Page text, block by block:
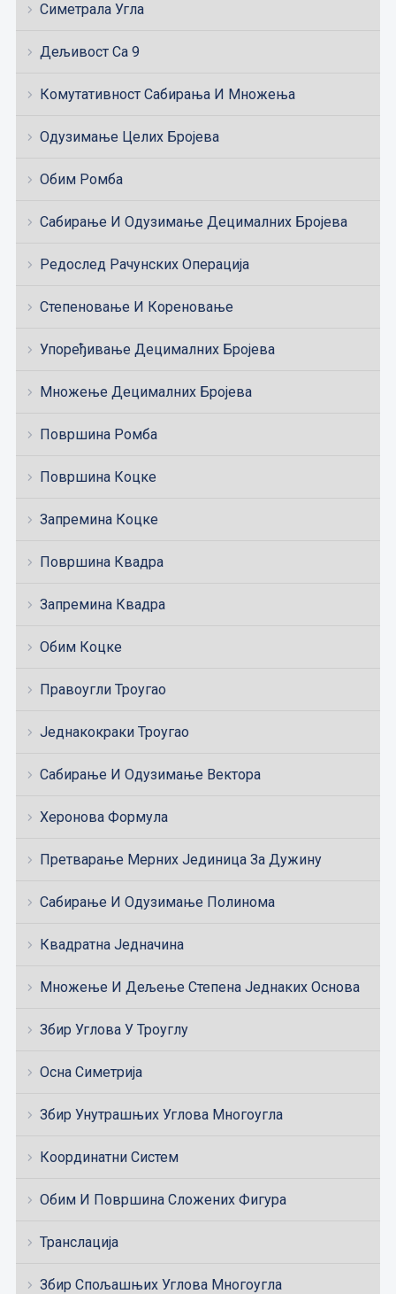
Симетрала Угла
Дељивост Са 9
Комутативност Сабирања И Множења
Одузимање Целих Бројева
Обим Ромба
Сабирање И Одузимање Децималних Бројева
Редослед Рачунских Операција
Степеновање И Кореновање
Упоређивање Децималних Бројева
Множење Децималних Бројева
Површина Ромба
Површина Коцке
Запремина Коцке
Површина Квадра
Запремина Квадра
Обим Коцке
Правоугли Троугао
Једнакокраки Троугао
Сабирање И Одузимање Вектора
Херонова Формула
Претварање Мерних Јединица За Дужину
Сабирање И Одузимање Полинома
Квадратна Једначина
Множење И Дељење Степена Једнаких Основа
Збир Углова У Троуглу
Осна Симетрија
Збир Унутрашњих Углова Многоугла
Координатни Систем
Обим И Површина Сложених Фигура
Транслација
Збир Спољашњих Углова Многоугла